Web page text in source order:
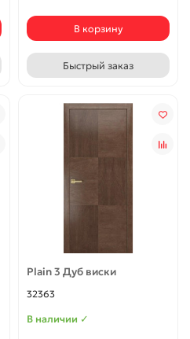
В корзину
Быстрый заказ
Plain 3 Дуб виски
32363
В наличии ✓